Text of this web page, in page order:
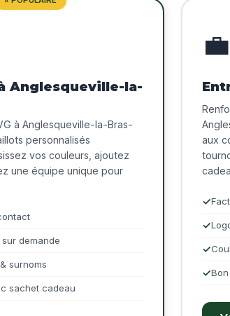
à Anglesqueville-la-
à Anglesqueville-la-Bras-
personnalisés
vos couleurs, ajoutez
une équipe unique pour
demande
surnoms
sachet cadeau
💼
aux